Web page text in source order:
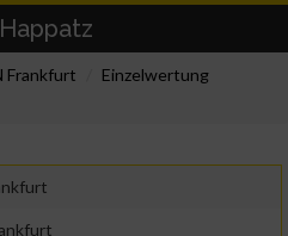
Frankfurt
Einzelwertung